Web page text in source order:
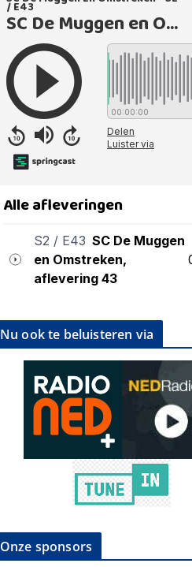
Nu ook te beluisteren via
Onze sponsors